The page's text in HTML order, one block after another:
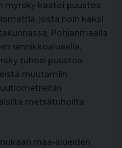
myrsky kaatoi puustoa
josta noin kaksi
Pohjanmaalla
rannikkoalueella.
tuhosi puustoa
muutamiin
metsätuhoilta
maa-alueiden